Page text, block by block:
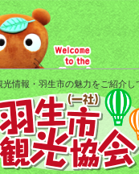
光情報・羽生市の魅力をご紹介し